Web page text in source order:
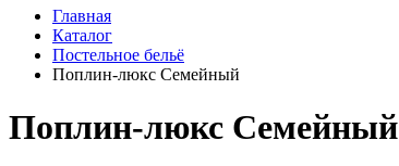
Главная
Каталог
Постельное бельё
Поплин-люкс Семейный
Поплин-люкс Семейный